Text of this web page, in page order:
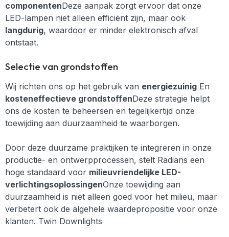
componentenDeze aanpak zorgt ervoor dat onze
LED-lampen niet alleen efficiënt zijn, maar ook
langdurig, waardoor er minder elektronisch afval
ontstaat.
Selectie van grondstoffen
Wij richten ons op het gebruik van energiezuinig En
kosteneffectieve grondstoffenDeze strategie helpt
ons de kosten te beheersen en tegelijkertijd onze
toewijding aan duurzaamheid te waarborgen.
Door deze duurzame praktijken te integreren in onze
productie- en ontwerpprocessen, stelt Radians een
hoge standaard voor milieuvriendelijke LED-
verlichtingsoplossingenOnze toewijding aan
duurzaamheid is niet alleen goed voor het milieu, maar
verbetert ook de algehele waardepropositie voor onze
klanten. Twin Downlights